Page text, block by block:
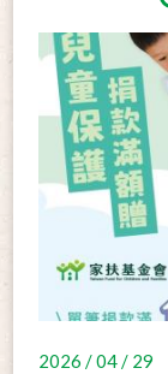
2026 / 04 / 29